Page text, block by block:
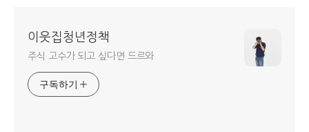
이웃집청년정책
주식 고수가 되고 싶다면 드르와
구독하기